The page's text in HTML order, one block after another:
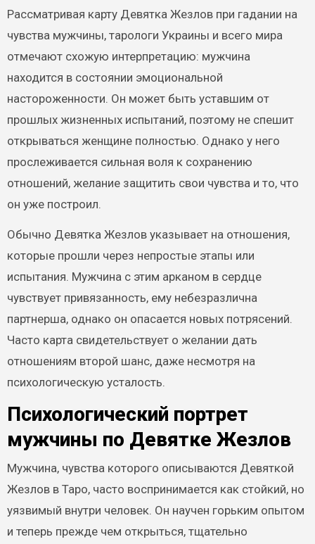
Рассматривая карту Девятка Жезлов при гадании на
чувства мужчины, тарологи Украины и всего мира
отмечают схожую интерпретацию: мужчина
находится в состоянии эмоциональной
настороженности. Он может быть уставшим от
прошлых жизненных испытаний, поэтому не спешит
открываться женщине полностью. Однако у него
прослеживается сильная воля к сохранению
отношений, желание защитить свои чувства и то, что
он уже построил.
Обычно Девятка Жезлов указывает на отношения,
которые прошли через непростые этапы или
испытания. Мужчина с этим арканом в сердце
чувствует привязанность, ему небезразлична
партнерша, однако он опасается новых потрясений.
Часто карта свидетельствует о желании дать
отношениям второй шанс, даже несмотря на
психологическую усталость.
Психологический портрет
мужчины по Девятке Жезлов
Мужчина, чувства которого описываются Девяткой
Жезлов в Таро, часто воспринимается как стойкий, но
уязвимый внутри человек. Он научен горьким опытом
и теперь прежде чем открыться, тщательно